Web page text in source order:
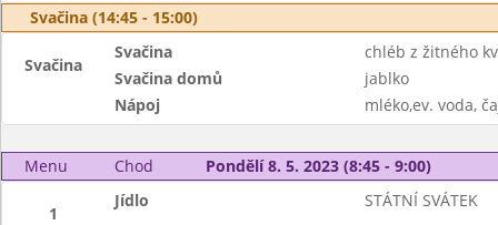
Svačina (14:45 - 15:00)
Svačina
Svačina
chléb z žitného
Svačina domů
jablko
Nápoj
mléko,ev. voda,
Menu Chod Pondělí 8. 5. 2023 (8:45 - 9:00)
1
Jídlo STÁTNÍ SVÁTEK